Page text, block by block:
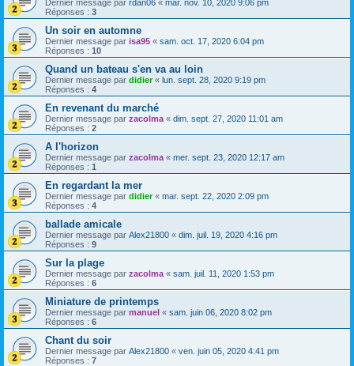
Dernier message par rdan06 « mar. nov. 10, 2020 9:06 pm
Réponses : 3
Un soir en automne
Dernier message par isa95 « sam. oct. 17, 2020 6:04 pm
Réponses : 10
Quand un bateau s'en va au loin
Dernier message par didier« lun. sept. 28, 2020 9:19 pm
Réponses : 4
En revenant du marché
Dernier message par zacolma « dim. sept. 27, 2020 11:01 am
Réponses : 2
A l'horizon
Dernier message par zacolma « mer. sept. 23, 2020 12:17 am
Réponses : 1
En regardant la mer
Dernier message par didier« mar. sept. 22, 2020 2:09 pm
Réponses : 4
ballade amicale
Dernier message par Alex21800 « dim. juil. 19, 2020 4:16 pm
Réponses : 9
Sur la plage
Dernier message par zacolma « sam. juil. 11, 2020 1:53 pm
Réponses : 6
Miniature de printemps
Dernier message par manuel « sam. juin 06, 2020 8:02 pm
Réponses : 6
Chant du soir
Dernier message par Alex21800 « ven. juin 05, 2020 4:41 pm
Réponses : 7